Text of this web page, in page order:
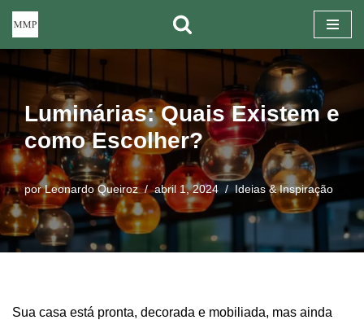
para
conteúdo
Luminárias: Quais Existem e
como Escolher?
porLeonardo Queiroz abril 1, 2024 Ideias & Inspiração
Sua casa está pronta, decorada e mobiliada, mas ainda